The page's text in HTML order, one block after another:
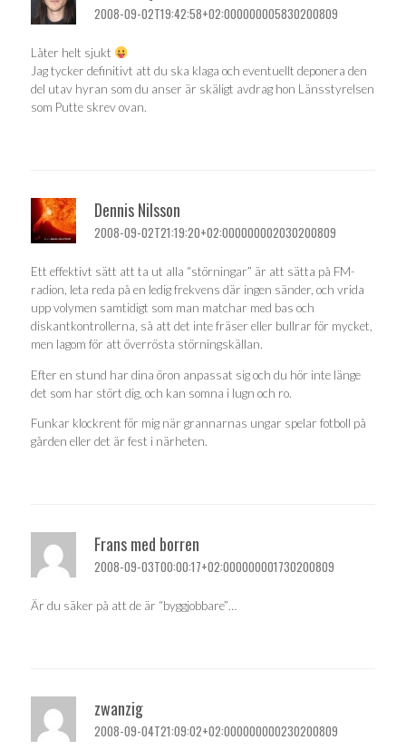
2008-09-02T19:42:58+02:000000005830200809
Låter helt sjukt
Jag tycker definitivt att du ska klaga och eventuellt deponera den
del utav hyran som du anser är skäligt avdrag hon Länsstyrelsen
som Putte skrev ovan.
Dennis Nilsson
2008-09-02T21:19:20+02:000000002030200809
Ett effektivt sätt att ta ut alla “störningar” är att sätta på FM-
radion, leta reda på en ledig frekvens där ingen sänder, och vrida
upp volymen samtidigt som man matchar med bas och
diskantkontrollerna, så att det inte fräser eller bullrar för mycket,
men lagom för att överrösta störningskällan.
Efter en stund har dina öron anpassat sig och du hör inte länge
det som har stört dig, och kan somna i lugn och ro.
Funkar klockrent för mig när grannarnas ungar spelar fotboll på
gården eller det är fest i närheten.
Frans med borren
2008-09-03T00:00:17+02:000000001730200809
Är du säker på att de är “byggjobbare”…
zwanzig
2008-09-04T21:09:02+02:000000000230200809